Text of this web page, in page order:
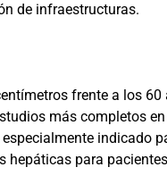
de infraestructuras.
frente a los
más completos
indicado
hepáticas para